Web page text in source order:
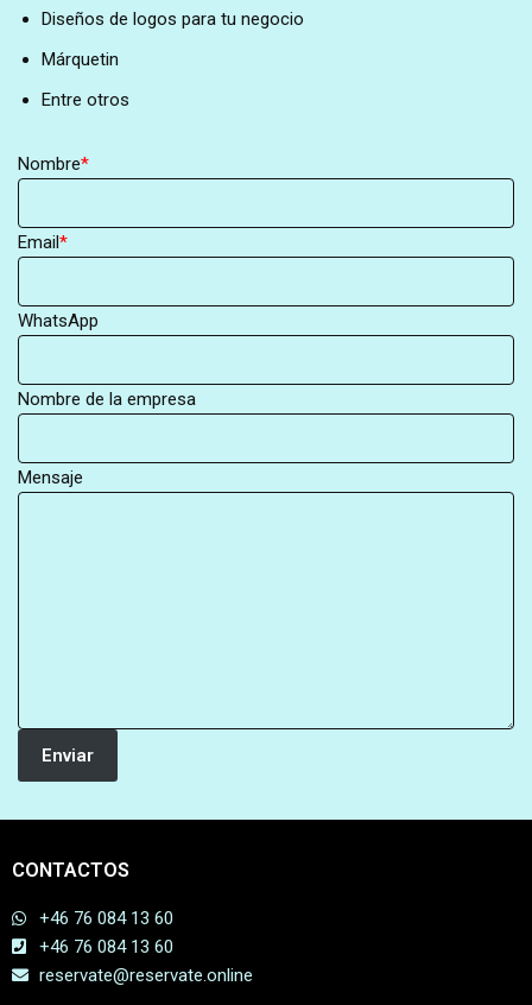
Diseños de logos para tu negocio
Márquetin
Entre otros
Nombre*
Email*
WhatsApp
Nombre de la empresa
Mensaje
Enviar
CONTACTOS
+46 76 084 13 60
+46 76 084 13 60
reservate@reservate.online